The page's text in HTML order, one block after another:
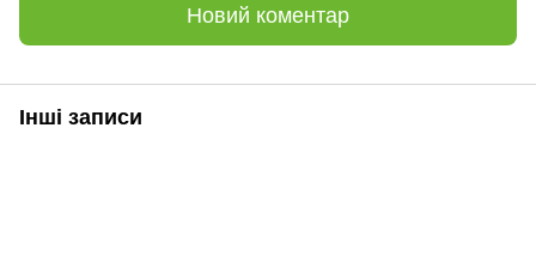
Новий коментар
Інші записи